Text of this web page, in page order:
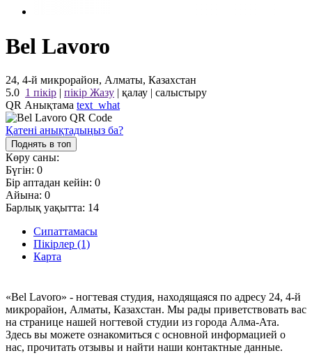
Bel Lavoro
24, 4-й микрорайон, Алматы, Казахстан
5.0 1 пікір | пікір Жазу | қалау | салыстыру
QR Анықтама text_what
Қатені анықтадыңыз ба?
Поднять в топ
Көру саны:
Бүгін: 0
Бір аптадан кейін: 0
Айына: 0
Барлық уақытта: 14
Сипаттамасы
Пікірлер (1)
Карта
«Bel Lavoro» - ногтевая студия, находящаяся по адресу 24, 4-й
микрорайон, Алматы, Казахстан. Мы рады приветствовать вас
на странице нашей ногтевой студии из города Алма-Ата.
Здесь вы можете ознакомиться с основной информацией о
нас, прочитать отзывы и найти наши контактные данные.